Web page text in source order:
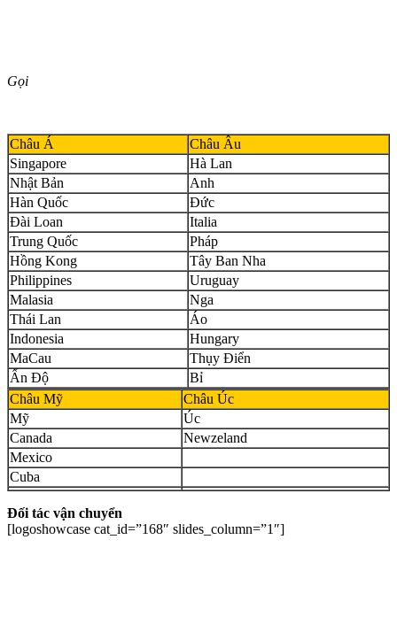
Gọi
Châu Á
Châu Âu
Singapore
Hà Lan
Nhật Bản
Anh
Hàn Quốc
Đức
Đài Loan
Italia
Trung Quốc
Pháp
Hồng Kong
Tây Ban Nha
Philippines
Uruguay
Malasia
Nga
Thái Lan
Áo
Indonesia
Hungary
MaCau
Thụy Điển
Ấn Độ
Bỉ
Châu Mỹ
Châu Úc
Mỹ
Úc
Canada
Newzeland
Mexico
Cuba
Đối tác vận chuyển
[logoshowcase cat_id=”168″ slides_column=”1″]